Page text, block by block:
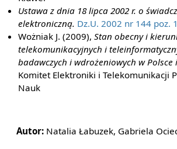
Ustawa z dnia 18 lipca 2002 r. o
elektroniczną. Dz.U. 2002 nr 144 poz.
Wożniak J. (2009),Stan obecny i
telekomunikacyjnych i
badawczych i wdrożeniowych w Polsce
Komitet Elektroniki i Telekomunikacji
Nauk
Autor: Natalia Łabuzek, Gabriela